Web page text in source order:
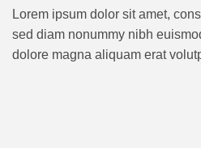
Lorem ipsum dolor sit amet,
sed diam nonummy nibh
dolore magna aliquam erat